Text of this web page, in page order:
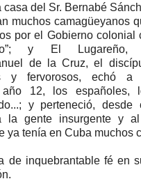
casa del Sr. Bernabé
muchos camagüeyanos
por el Gobierno colonial
y El
de la Cruz, el
y fervorosos, echó
año 12, los españoles,
y perteneció, desde
la gente insurgente y
ya tenía en Cuba muchos
de inquebrantable fé en